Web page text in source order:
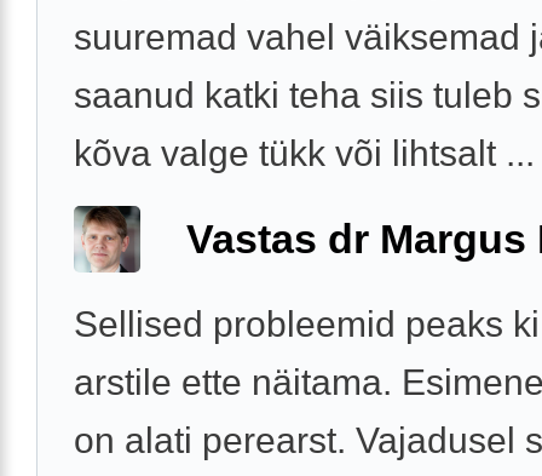
suuremad vahel väiksemad
saanud katki teha siis tuleb
kõva valge tükk või lihtsalt ...
Vastas dr Margus
Sellised probleemid peaks
arstile ette näitama.
on alati perearst. Vajadusel